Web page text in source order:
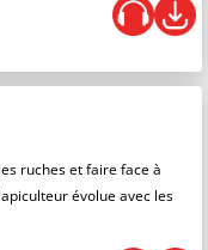
ruches et faire face à
évolue avec les